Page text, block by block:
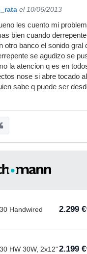
el 10/06/2013
les cuento mi
bien cuando
otro banco el sonido gral
se agudizo se
la atencion q es en
nose si abre tocado
sabe q puede ser
Handwired 2.299 €
HW 30W, 2x12"2.199 €